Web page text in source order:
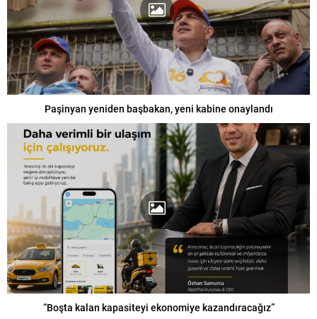
Paşinyan yeniden başbakan, yeni kabine onaylandı
“Boşta kalan kapasiteyi ekonomiye kazandıracağız”